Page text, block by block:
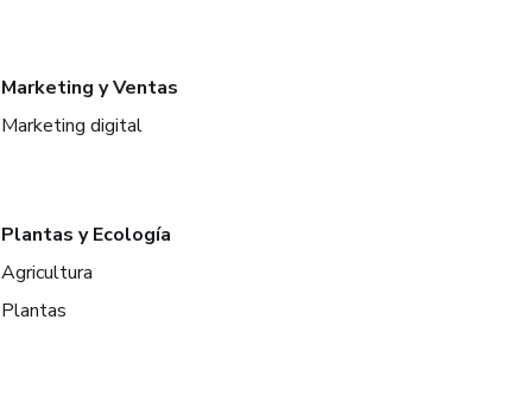
Marketing y Ventas
Marketing digital
Plantas y Ecología
Agricultura
Plantas